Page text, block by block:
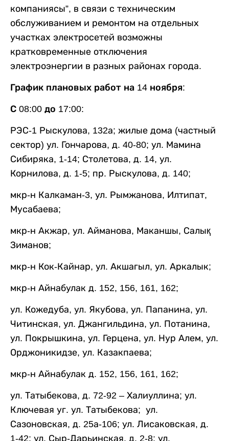
компаниясы”, в связи с техническим
обслуживанием и ремонтом на отдельных
участках электросетей возможны
кратковременные отключения
электроэнергии в разных районах города.
График плановых работ на 14 ноября:
С 08:00 до 17:00:
РЭС-1 Рыскулова, 132а; жилые дома (частный
сектор) ул. Гончарова, д. 40-80; ул. Мамина
Сибиряка, 1-14; Столетова, д. 14, ул.
Корнилова, д. 1-5; пр. Рыскулова, д. 140;
мкр-н Калкаман-3, ул. Рымжанова, Илтипат,
Мусабаева;
мкр-н Акжар, ул. Айманова, Маканшы, Салық
Зиманов;
мкр-н Кок-Кайнар, ул. Акшагыл, ул. Аркалык;
мкр-н Айнабулак д. 152, 156, 161, 162;
ул. Кожедуба, ул. Якубова, ул. Папанина, ул.
Читинская, ул. Джангильдина, ул. Потанина,
ул. Покрышкина, ул. Герцена, ул. Нур Алем, ул.
Орджоникидзе, ул. Казакпаева;
мкр-н Айнабулак д. 152, 156, 161, 162;
ул. Татыбекова, д. 72-92 – Халиуллина; ул.
Ключевая уг. ул. Татыбекова; ул.
Сазоновская, д. 25а-106; ул. Лисаковская, д.
1-42; ул. Сыр-Дарьинская, д. 2-8; ул.